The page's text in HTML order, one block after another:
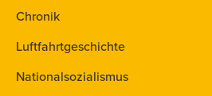
Chronik
Luftfahrtgeschichte
Nationalsozialismus